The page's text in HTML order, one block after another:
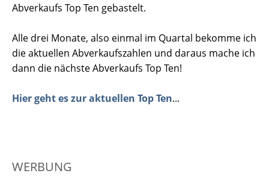
Abverkaufs Top Ten gebastelt.
Alle drei Monate, also einmal im Quartal bekomme ich
die aktuellen Abverkaufszahlen und daraus mache ich
dann die nächste Abverkaufs Top Ten!
Hier geht es zur aktuellen Top Ten...
WERBUNG